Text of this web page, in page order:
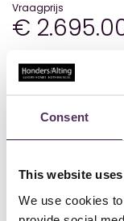
Consent
This website
We use cookies
Vraagprijs
€
Details
Status
Aantal slaapkamers
Aantal badkamers